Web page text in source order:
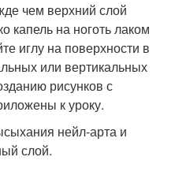
чем верхний слой
капель на ноготь лаком
иглу на поверхности в
или вертикальных
рисунков с
к уроку.
нейл-арта и
слой.